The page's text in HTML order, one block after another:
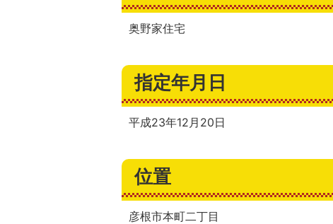
奥野家住宅
指定年月日
平成23年12月20日
位置
彦根市本町二丁目